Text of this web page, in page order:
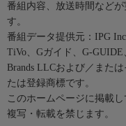
番組内容、放送時間など
す。
番組データ提供元：IPG
TiVo、Gガイド、G-
Brands LLCおよび／また
たは登録商標です。
このホームページに掲載
複写・転載を禁じます。